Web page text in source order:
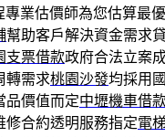
專業估價師為您估算最
幫助客戶解決資金需求
支票借款政府合法立案
轉需求桃園沙發均採用
品價值而定中壢機車借
修合約透明服務指定電